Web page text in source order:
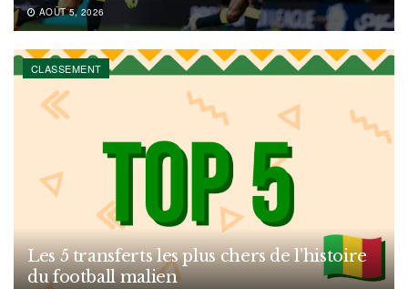
AOÛT 5, 2026
CLASSEMENT
Les 5 transferts les plus chers de l’histoire
du football malien